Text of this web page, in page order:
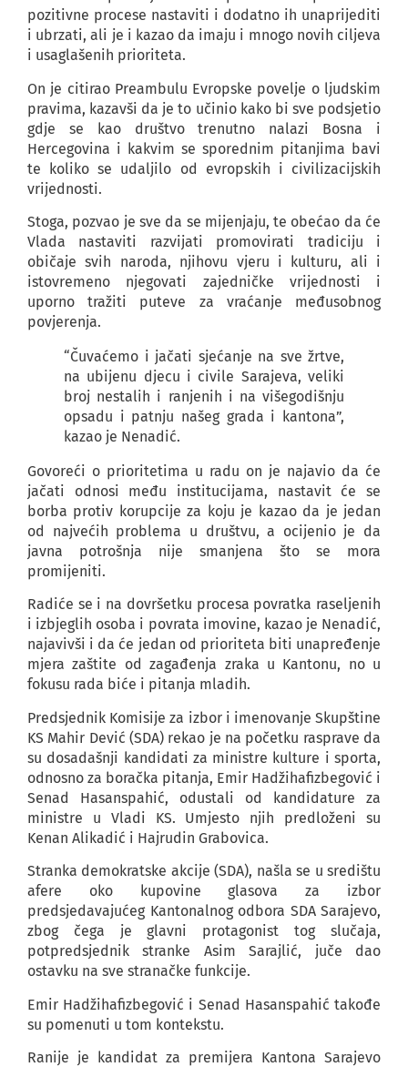
pozitivne procese nastaviti i dodatno ih unaprijediti
i ubrzati, ali je i kazao da imaju i mnogo novih ciljeva
i usaglašenih prioriteta.
On je citirao Preambulu Evropske povelje o ljudskim
pravima, kazavši da je to učinio kako bi sve podsjetio
gdje se kao društvo trenutno nalazi Bosna i
Hercegovina i kakvim se sporednim pitanjima bavi
te koliko se udaljilo od evropskih i civilizacijskih
vrijednosti.
Stoga, pozvao je sve da se mijenjaju, te obećao da će
Vlada nastaviti razvijati promovirati tradiciju i
običaje svih naroda, njihovu vjeru i kulturu, ali i
istovremeno njegovati zajedničke vrijednosti i
uporno tražiti puteve za vraćanje međusobnog
povjerenja.
“Čuvaćemo i jačati sjećanje na sve žrtve,
na ubijenu djecu i civile Sarajeva, veliki
broj nestalih i ranjenih i na višegodišnju
opsadu i patnju našeg grada i kantona”,
kazao je Nenadić.
Govoreći o prioritetima u radu on je najavio da će
jačati odnosi među institucijama, nastavit će se
borba protiv korupcije za koju je kazao da je jedan
od najvećih problema u društvu, a ocijenio je da
javna potrošnja nije smanjena što se mora
promijeniti.
Radiće se i na dovršetku procesa povratka raseljenih
i izbjeglih osoba i povrata imovine, kazao je Nenadić,
najavivši i da će jedan od prioriteta biti unapređenje
mjera zaštite od zagađenja zraka u Kantonu, no u
fokusu rada biće i pitanja mladih.
Predsjednik Komisije za izbor i imenovanje Skupštine
KS Mahir Dević (SDA) rekao je na početku rasprave da
su dosadašnji kandidati za ministre kulture i sporta,
odnosno za boračka pitanja, Emir Hadžihafizbegović i
Senad Hasanspahić, odustali od kandidature za
ministre u Vladi KS. Umjesto njih predloženi su
Kenan Alikadić i Hajrudin Grabovica.
Stranka demokratske akcije (SDA), našla se u središtu
afere oko kupovine glasova za izbor
predsjedavajućeg Kantonalnog odbora SDA Sarajevo,
zbog čega je glavni protagonist tog slučaja,
potpredsjednik stranke Asim Sarajlić, juče dao
ostavku na sve stranačke funkcije.
Emir Hadžihafizbegović i Senad Hasanspahić takođe
su pomenuti u tom kontekstu.
Ranije je kandidat za premijera Kantona Sarajevo